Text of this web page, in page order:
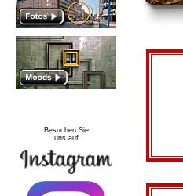
Besuchen Sie
uns auf